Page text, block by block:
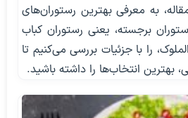
به معرفی بهترین رستوران‌های
برجسته، یعنی رستوران کباب
را با جزئیات بررسی می‌کنیم تا
بهترین انتخاب‌ها را داشته باشید.